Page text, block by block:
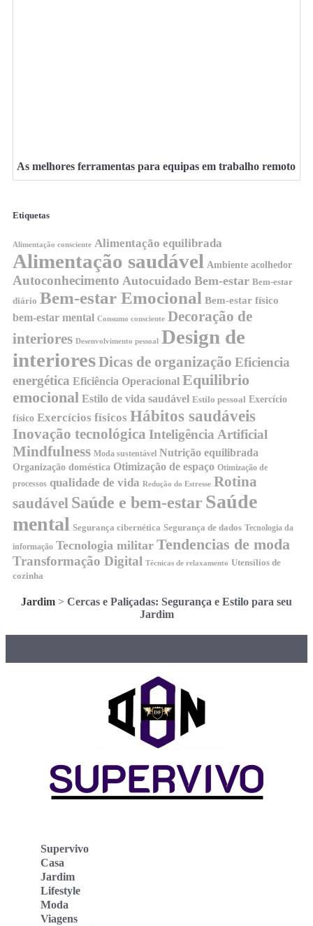
As melhores ferramentas para equipas em trabalho remoto
Etiquetas
Alimentação consciente Alimentação equilibrada
Alimentação saudável Ambiente acolhedor
Autoconhecimento Autocuidado Bem-estar Bem-estar
diário Bem-estar Emocional Bem-estar físico
bem-estar mental Consumo consciente Decoração de
interiores Desenvolvimento pessoal
Design de
interioresDicas de organização Eficiencia
energética Eficiência Operacional Equilibrio
emocional Estilo de vida saudável Estilo pessoal Exercício
físico Exercícios físicos Hábitos saudáveis
Inovação tecnológica Inteligência Artificial
Mindfulness Moda sustentável Nutrição equilibrada
Organização doméstica Otimização de espaço Otimização de
processos qualidade de vida Redução do Estresse Rotina
saudável Saúde e bem-estar Saúde
mental Segurança cibernética Segurança de dados Tecnologia da
informação Tecnologia militar Tendencias de moda
Transformação Digital Técnicas de relaxamento Utensílios de
cozinha
Jardim > Cercas e Paliçadas: Segurança e Estilo para seu
Jardim
Supervivo
Casa
Jardim
Lifestyle
Moda
Viagens